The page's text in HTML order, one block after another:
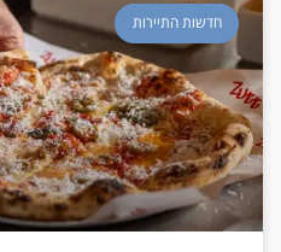
חדשות התיירות